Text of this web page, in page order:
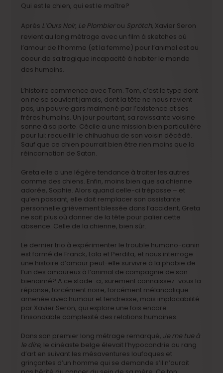
Qui est le chien, qui est le maître?
Après L’Ours Noir, Le Plombierou Sprötch, Xavier Seron
revient au long métrage avec un film à sketches où
l’amour de l’homme (et la femme) pour l’animal est au
coeur de sa tragique incapacité à habiter le monde
des humains.
L’histoire commence avec Tom. Tom, c’est le type dont
on ne se souvient jamais, dont la tête ne nous revient
pas, un pauvre gars malmené par l’existence et ses
frères humains. Un jour pourtant, sa ravissante voisine
sonne à sa porte. Cécile a une mission bien particulière
pour lui: recueillir le chihuahua de son voisin décédé.
Sauf que ce chien pourrait bien être rien moins que la
réincarnation de Satan.
Greta elle a une légère tendance à traiter les autres
comme des chiens. Enfin, moins bien que sa chienne
adorée, Sophie. Alors quand celle-ci trépasse – et
qu’en passant, elle doit remplacer son assistante
personnelle grièvement blessée dans l’accident, Greta
ne sait plus où donner de la tête pour palier cette
absence. Celle de la chienne, bien sûr.
Le dernier trio à expérimenter le trouble humano-canin
est formé de Franck, Lola et Perdita, et nous interroge:
une histoire d’amour peut-elle survivre à la phobie de
l’un des amoureux à l’animal de compagnie de son
bienaimé? A ce stade-ci, surement connaissez-vous la
réponse, forcément noire, forcément mélancolique
amenée avec humour et tendresse, mais implacabilité
par Xavier Seron, qui explore une fois encore
l’insondable complexité des relations humaines.
Dans son premier long métrage remarqué, Je me tue à
le dire, le cinéaste belge élevait l’hypocondrie au rang
d’art en suivant les mésaventures loufoques et
grinçantes d’un homme qui se demande s’il n’aurait